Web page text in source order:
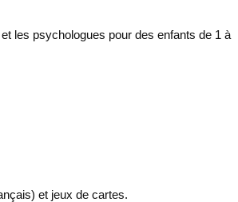
les psychologues pour des enfants de 1 à
et jeux de cartes.